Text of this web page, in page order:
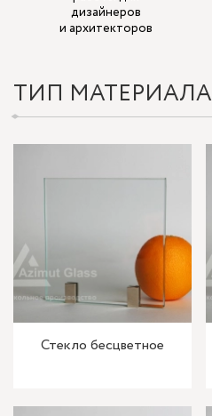
дизайнеров
и архитекторов
ТИП МАТЕРИАЛА
Стекло бесцветное